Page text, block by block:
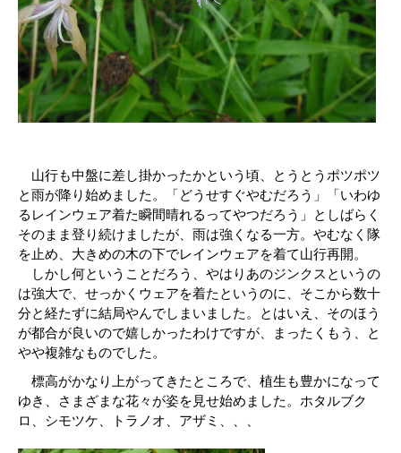
山行も中盤に差し掛かったかという頃、とうとうポツポツ
と雨が降り始めました。「どうせすぐやむだろう」「いわゆ
るレインウェア着た瞬間晴れるってやつだろう」としばらく
そのまま登り続けましたが、雨は強くなる一方。やむなく隊
を止め、大きめの木の下でレインウェアを着て山行再開。
しかし何ということだろう、やはりあのジンクスというの
は強大で、せっかくウェアを着たというのに、そこから数十
分と経たずに結局やんでしまいました。とはいえ、そのほう
が都合が良いので嬉しかったわけですが、まったくもう、と
やや複雑なものでした。
標高がかなり上がってきたところで、植生も豊かになって
ゆき、さまざまな花々が姿を見せ始めました。ホタルブク
ロ、シモツケ、トラノオ、アザミ、、、